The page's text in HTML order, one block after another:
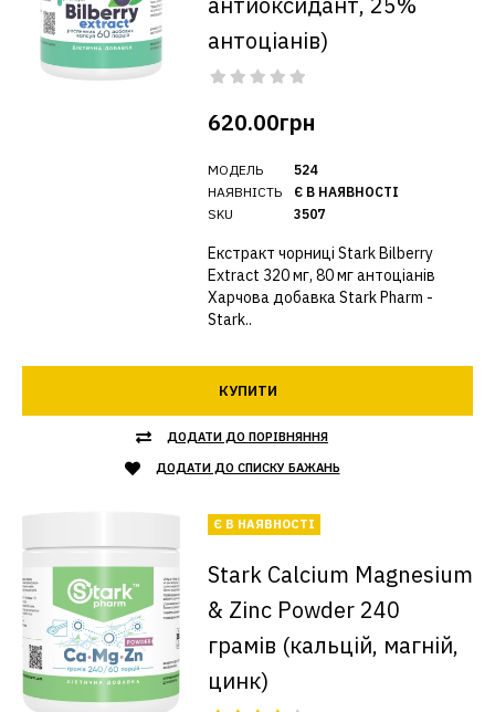
антоціанів)
620.00грн
МОДЕЛЬ
НАЯВНІСТЬ
SKU
524
Є В НАЯВНОСТІ
3507
Екстракт чорниці Stark Bilberry
Extract 320 мг, 80 мг антоціанів
Харчова добавка Stark Pharm -
Stark..
КУПИТИ
ДОДАТИ ДО ПОРІВНЯННЯ
ДОДАТИ ДО СПИСКУ БАЖАНЬ
Є В НАЯВНОСТІ
Stark Calcium Magnesium
& Zinc Powder 240
грамів (кальцій, магній,
цинк)